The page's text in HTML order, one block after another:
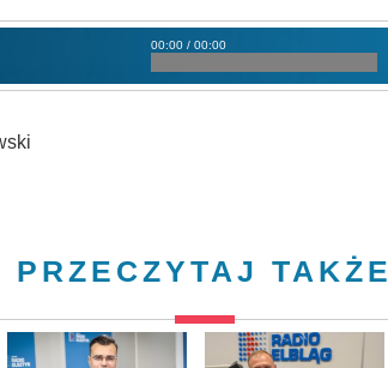
00:00 / 00:00
PRZECZYTAJ TAKŻE